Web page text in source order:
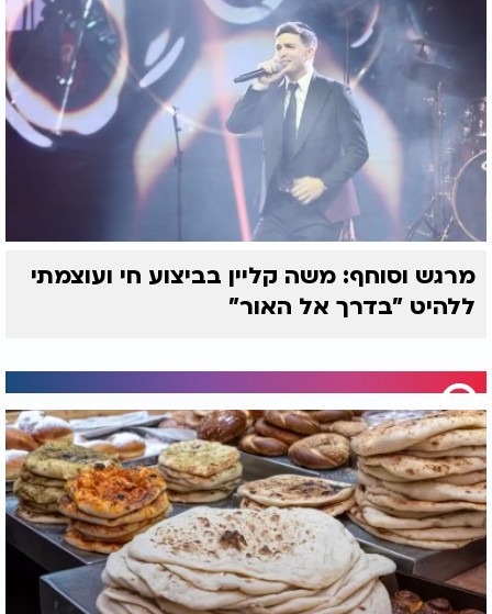
מרגש וסוחף: משה קליין בביצוע חי ועוצמתי
ללהיט "בדרך אל האור"